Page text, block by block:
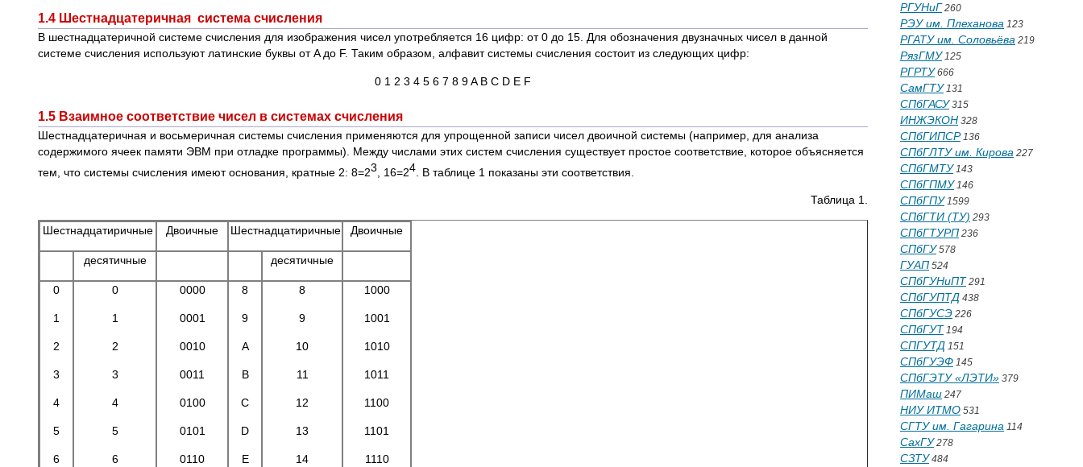
1.4 Шестнадцатеричная система счисления
В шестнадцатеричной системе счисления для изображения чисел употребляется 16 цифр: от 0 до 15. Для обозначения двузначных чисел в данной
системе счисления используют латинские буквы от A до F. Таким образом, алфавит системы счисления состоит из следующих цифр:
0 1 2 3 4 5 6 7 8 9 A B C D E F
1.5 Взаимное соответствие чисел в системах счисления
Шестнадцатеричная и восьмеричная системы счисления применяются для упрощенной записи чисел двоичной системы (например, для анализа
содержимого ячеек памяти ЭВМ при отладке программы). Между числами этих систем счисления существует простое соответствие, которое объясняется
тем, что системы счисления имеют основания, кратные 2: 8=23 , 16=24 . В таблице 1 показаны эти соответствия.
Таблица 1.
Шестнадцатиричные Двоичные Шестнадцатиричные Двоичные
десятичные десятичные
0
1
2
3
4
5
6
0
1
2
3
4
5
6
0000
0001
0010
0011
0100
0101
0110
8
9
A
B
C
D
E
8
9
10
11
12
13
14
1000
1001
1010
1011
1100
1101
1110
РГУНиГ 260
РЭУ им. Плеханова 123
РГАТУ им. Соловьёва 219
РязГМУ125
РГРТУ666
СамГТУ131
СПбГАСУ315
ИНЖЭКОН 328
СПбГИПСР136
СПбГЛТУ им. Кирова 227
СПбГМТУ143
СПбГПМУ146
СПбГПУ1599
СПбГТИ (ТУ) 293
СПбГТУРП 236
СПбГУ578
ГУАП 524
СПбГУНиПТ 291
СПбГУПТД 438
СПбГУСЭ 226
СПбГУТ 194
СПГУТД 151
СПбГУЭФ 145
СПбГЭТУ «ЛЭТИ» 379
ПИМаш 247
НИУ ИТМО 531
СГТУ им. Гагарина 114
СахГУ278
СЗТУ484